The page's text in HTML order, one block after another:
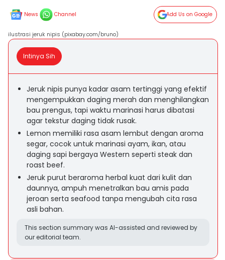
News Channel Add Us on Google
ilustrasi jeruk nipis (pixabay.com/bruno)
Intinya Sih
Jeruk nipis punya kadar asam tertinggi yang efektif
mengempukkan daging merah dan menghilangkan
bau prengus, tapi waktu marinasi harus dibatasi
agar tekstur daging tidak rusak.
Lemon memiliki rasa asam lembut dengan aroma
segar, cocok untuk marinasi ayam, ikan, atau
daging sapi bergaya Western seperti steak dan
roast beef.
Jeruk purut beraroma herbal kuat dari kulit dan
daunnya, ampuh menetralkan bau amis pada
jeroan serta seafood tanpa mengubah cita rasa
asli bahan.
This section summary was AI-assisted and reviewed by
our editorial team.